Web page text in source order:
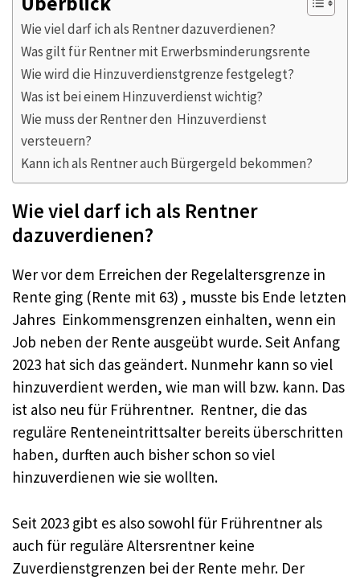
Wie viel darf ich als Rentner dazuverdienen?
Was gilt für Rentner mit Erwerbsminderungsrente
Wie wird die Hinzuverdienstgrenze festgelegt?
Was ist bei einem Hinzuverdienst wichtig?
Wie muss der Rentner den Hinzuverdienst
versteuern?
Kann ich als Rentner auch Bürgergeld bekommen?
Wie viel darf ich als Rentner
dazuverdienen?
Wer vor dem Erreichen der Regelaltersgrenze in
Rente ging (Rente mit 63) , musste bis Ende letzten
Jahres Einkommensgrenzen einhalten, wenn ein
Job neben der Rente ausgeübt wurde. Seit Anfang
2023 hat sich das geändert. Nunmehr kann so viel
hinzuverdient werden, wie man will bzw. kann. Das
ist also neu für Frührentner. Rentner, die das
reguläre Renteneintrittsalter bereits überschritten
haben, durften auch bisher schon so viel
hinzuverdienen wie sie wollten.
Seit 2023 gibt es also sowohl für Frührentner als
auch für reguläre Altersrentner keine
Zuverdienstgrenzen bei der Rente mehr. Der